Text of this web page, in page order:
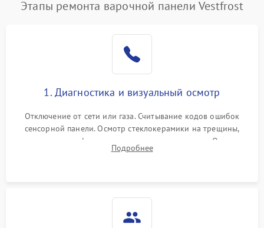
Этапы ремонта варочной панели Vestfrost
1. Диагностика и визуальный осмотр
Отключение от сети или газа. Считывание кодов ошибок
сенсорной панели. Осмотр стеклокерамики на трещины,
проверка конфорок на равномерность нагрева. Опрос
клиента о симптомах (не включается, не видит посуду,
Подробнее